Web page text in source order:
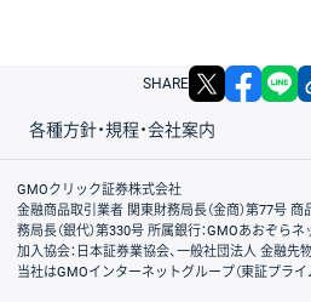
SHARE X
各種方針・規程・会社案内
取引規程・約款
サイトマップ
その他のご案内
個人情報保護方針
最良執行方針
サイトのご利用について
ディスクレイマー
信託保全
リスク説明
会社案内
GMOクリック証券株式会社
金融商品取引業者 関東財務局長（金商）第77号
務局長（銀代）第330号 所属銀行：GMOあおぞら
加入協会：日本証券業協会、一般社団法人 金融先
当社はGMOインターネットグループ（東証プライ